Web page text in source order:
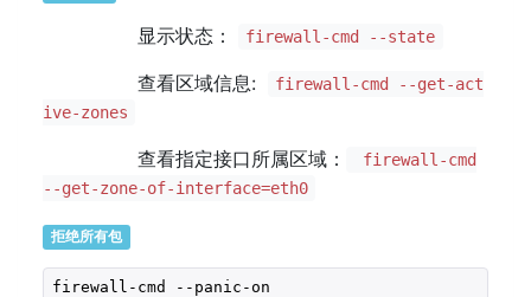
显示状态： firewall-cmd --state
查看区域信息:
firewall-cmd --get-act
ive-zones
查看指定接口所属区域：
firewall-cmd
--get-zone-of-interface=eth0
拒绝所有包
firewall-cmd --panic-on